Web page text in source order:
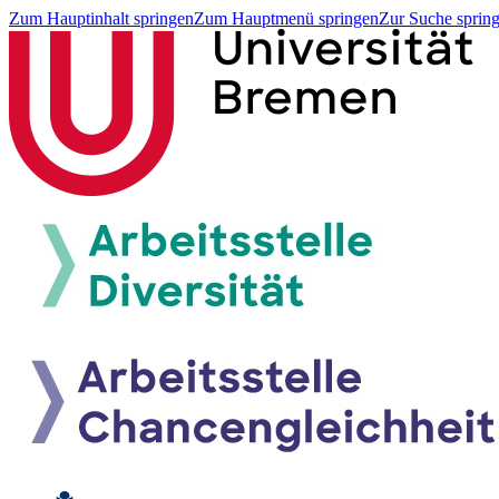
Zum Hauptinhalt springenZum Hauptmenü springenZur Suche